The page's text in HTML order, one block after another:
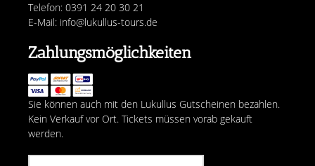
Telefon: 0391 24 20 30 21
E-Mail: info@lukullus-tours.de
Zahlungsmöglichkeiten
Sie können auch mit den Lukullus Gutscheinen bezahlen.
Kein Verkauf vor Ort. Tickets müssen vorab gekauft
werden.